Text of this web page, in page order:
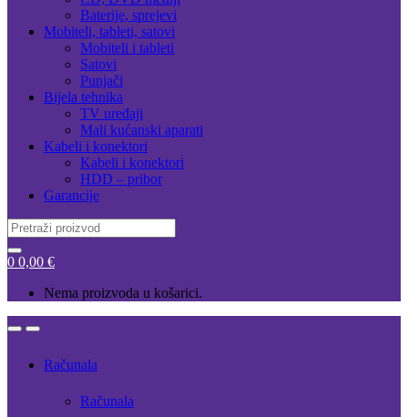
Baterije, sprejevi
Mobiteli, tableti, satovi
Mobiteli i tableti
Satovi
Punjači
Bijela tehnika
TV uređaji
Mali kućanski aparati
Kabeli i konektori
Kabeli i konektori
HDD – pribor
Garancije
Search
for:
0 0,00 €
Nema proizvoda u košarici.
OpenClose
Računala
Računala